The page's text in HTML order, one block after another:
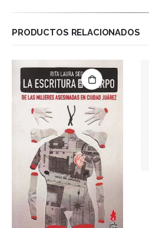
PRODUCTOS RELACIONADOS